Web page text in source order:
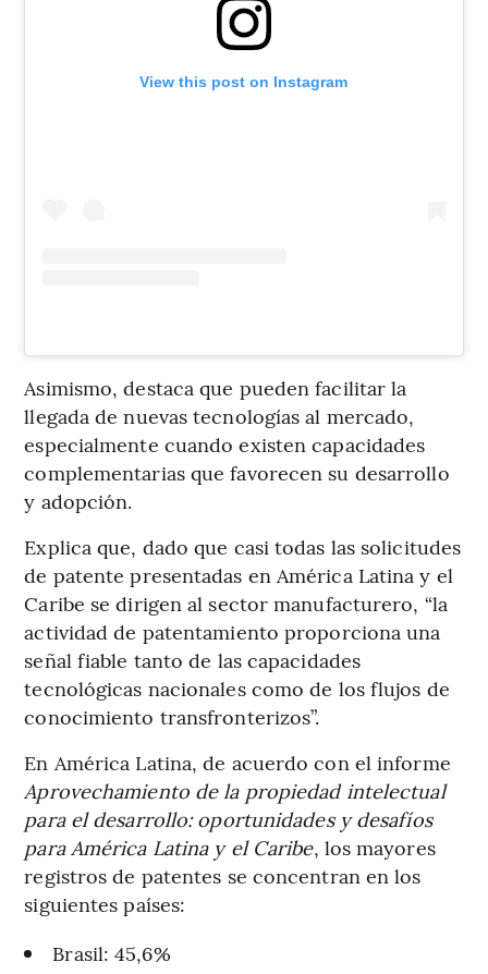
View this post on Instagram
Asimismo, destaca que pueden facilitar la
llegada de nuevas tecnologías al mercado,
especialmente cuando existen capacidades
complementarias que favorecen su desarrollo
y adopción.
Explica que, dado que casi todas las solicitudes
de patente presentadas en América Latina y el
Caribe se dirigen al sector manufacturero, “la
actividad de patentamiento proporciona una
señal fiable tanto de las capacidades
tecnológicas nacionales como de los flujos de
conocimiento transfronterizos”.
En América Latina, de acuerdo con el informe
Aprovechamiento de la propiedad intelectual
para el desarrollo: oportunidades y desafíos
para América Latina y el Caribe, los mayores
registros de patentes se concentran en los
siguientes países:
Brasil: 45,6%